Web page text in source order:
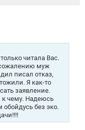
читала Вас.
муж
писал отказ,
Я как-то
заявление.
к чему. Надеюсь
без эко.